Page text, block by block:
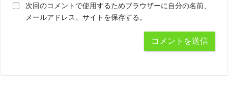
次回のコメントで使用するためブラウザーに自分の名前、
メールアドレス、サイトを保存する。